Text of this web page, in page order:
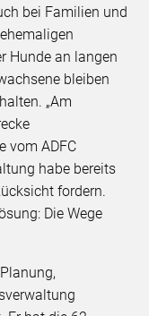
bei Familien und
Hunde an langen
bleiben
„Am
vom ADFC
habe bereits
fordern.
Die Wege